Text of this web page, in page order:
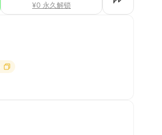
¥0 永久解锁